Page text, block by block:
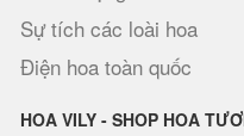
Sự tích các loài hoa
Điện hoa toàn quốc
HOA VILY - SHOP HOA